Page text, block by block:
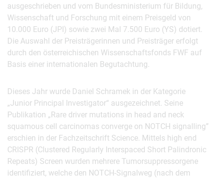
ausgeschrieben und vom Bundesministerium für Bildung,
Wissenschaft und Forschung mit einem Preisgeld von
10.000 Euro (JPI) sowie zwei Mal 7.500 Euro (YS) dotiert.
Die Auswahl der Preisträgerinnen und Preisträger erfolgt
durch den österreichischen Wissenschaftsfonds FWF auf
Basis einer internationalen Begutachtung.
Dieses Jahr wurde Daniel Schramek in der Kategorie
„Junior Principal Investigator“ ausgezeichnet. Seine
Publikation „Rare driver mutations in head and neck
squamous cell carcinomas converge on NOTCH signalling”
erschien in der Fachzeitschrift Science. Mittels high end
CRISPR (Clustered Regularly Interspaced Short Palindronic
Repeats) Screen wurden mehrere Tumorsuppressorgene
identifiziert, welche den NOTCH-Signalweg (nach dem